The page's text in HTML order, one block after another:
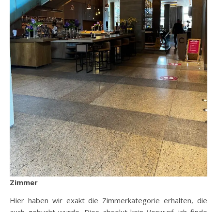
Zimmer
Hier haben wir exakt die Zimmerkategorie erhalten, die